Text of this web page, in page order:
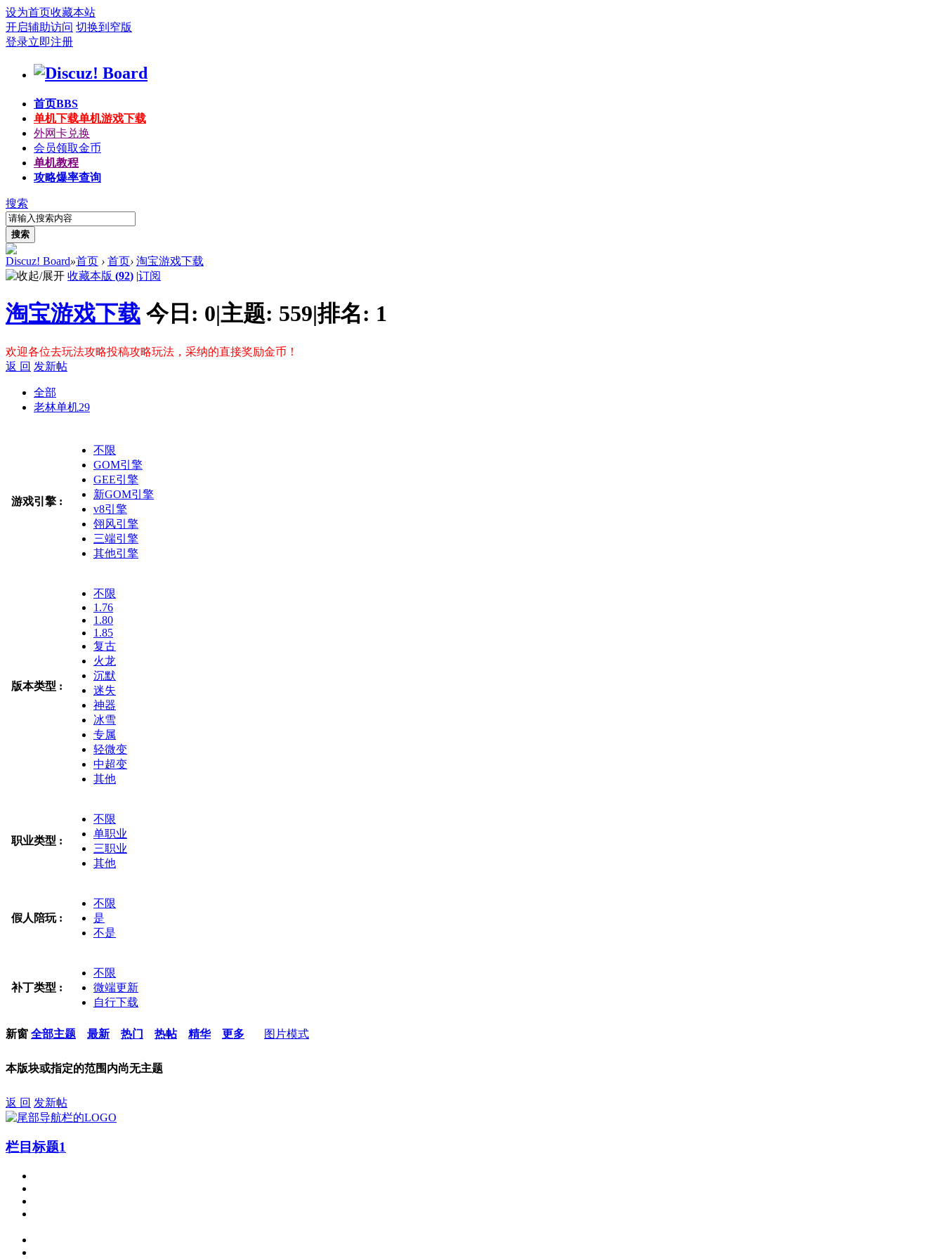
设为首页收藏本站
开启辅助访问 切换到窄版
登录立即注册
首页BBS
单机下载单机游戏下载
外网卡兑换
会员领取金币
单机教程
攻略爆率查询
搜索
搜索
Discuz! Board»首页 › 首页› 淘宝游戏下载
收藏本版 (92) |订阅
淘宝游戏下载 今日: 0|主题: 559|排名: 1
欢迎各位去玩法攻略投稿攻略玩法，采纳的直接奖励金币！
返 回 发新帖
全部
老林单机29
游戏引擎 :
不限
GOM引擎
GEE引擎
新GOM引擎
v8引擎
翎风引擎
三端引擎
其他引擎
版本类型 :
不限
1.76
1.80
1.85
复古
火龙
沉默
迷失
神器
冰雪
专属
轻微变
中超变
其他
职业类型 :
不限
单职业
三职业
其他
假人陪玩 :
不限
是
不是
补丁类型 :
不限
微端更新
自行下载
新窗 全部主题 最新 热门 热帖 精华 更多 图片模式
本版块或指定的范围内尚无主题
返 回 发新帖
栏目标题1